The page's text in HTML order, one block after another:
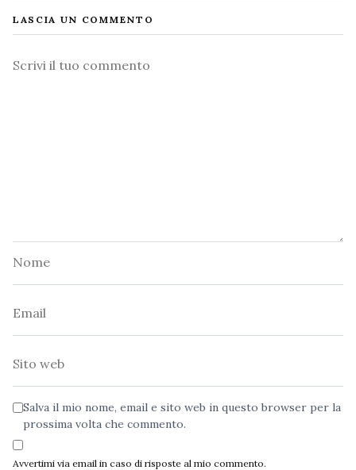
LASCIA UN COMMENTO
Commento
Salva il mio nome, email e sito web in questo browser per la
prossima volta che commento.
Avvertimi via email in caso di risposte al mio commento.